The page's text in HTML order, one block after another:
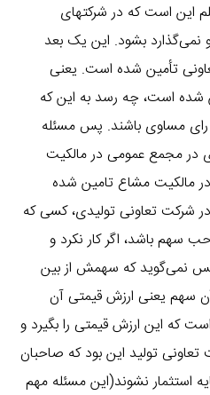
این است که در شرکتهای
بشود. این یک بعد
تأمین شده است. یعنی
شده است، چه رسد به این که
رای مساوی باشند. پس مسئله
مجمع عمومی در مالکیت
مالکیت مشاع تامین شده
شرکت تعاونی تولیدی، کسی که
سهم باشد، اگر کار نکرد و
نمی‌گوید که سهمش از بین
سهم یعنی ارزش قیمتی آن
که این ارزش قیمتی را بگیرد و
تولید این بود که صاحبان
استثمار نشوند(این مسئله مهم